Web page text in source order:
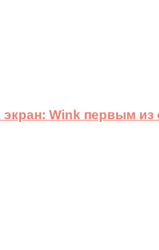
Wink первым